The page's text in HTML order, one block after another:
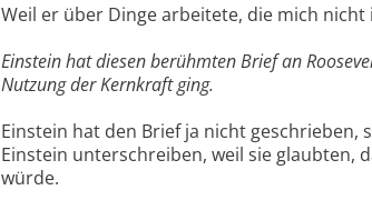
Weil er über Dinge arbeitete, die mich
Einstein hat diesen berühmten Brief an
Nutzung der Kernkraft ging.
Einstein hat den Brief ja nicht geschrieben,
Einstein unterschreiben, weil sie glaubten,
würde.